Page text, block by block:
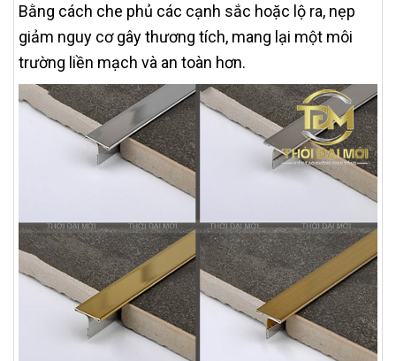
Bằng cách che phủ các cạnh sắc hoặc lộ ra, nẹp
giảm nguy cơ gây thương tích, mang lại một môi
trường liền mạch và an toàn hơn.